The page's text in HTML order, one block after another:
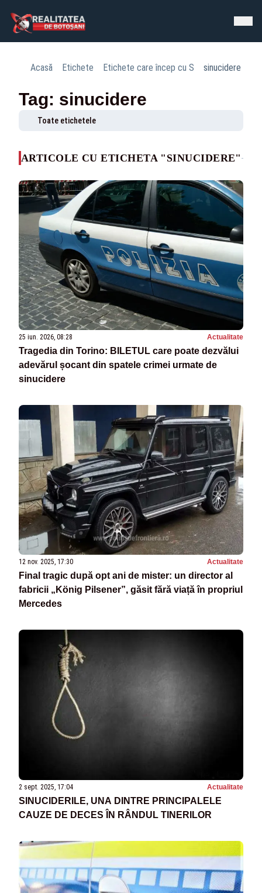
Acasă Etichete Etichete care încep cu S sinucidere
Tag: sinucidere
Toate etichetele
ARTICOLE CU ETICHETA "SINUCIDERE"
25 iun. 2026, 08:28 Actualitate
Tragedia din Torino: BILETUL care poate dezvălui
adevărul șocant din spatele crimei urmate de
sinucidere
12 nov. 2025, 17:30 Actualitate
Final tragic după opt ani de mister: un director al
fabricii „König Pilsener”, găsit fără viață în propriul
Mercedes
2 sept. 2025, 17:04 Actualitate
SINUCIDERILE, UNA DINTRE PRINCIPALELE
CAUZE DE DECES ÎN RÂNDUL TINERILOR